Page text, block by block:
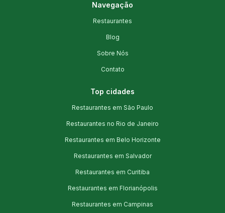
Navegação
Restaurantes
Blog
Sobre Nós
Contato
Top cidades
Restaurantes em São Paulo
Restaurantes no Rio de Janeiro
Restaurantes em Belo Horizonte
Restaurantes em Salvador
Restaurantes em Curitiba
Restaurantes em Florianópolis
Restaurantes em Campinas